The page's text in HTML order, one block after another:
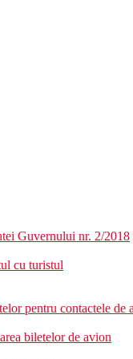
altfel, camerele au
halate de baie si papuci,
canapea, halate de
(contra cost de
Guvernului nr. 2/2018
cu turistul
pentru contactele de
biletelor de avion